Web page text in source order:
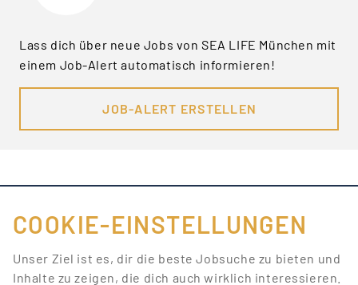
Lass dich über neue Jobs von SEA LIFE München mit
einem Job-Alert automatisch informieren!
JOB-ALERT ERSTELLEN
FÜR JOBANBIETER
LINKS
COOKIE-EINSTELLUNGEN
Unser Ziel ist es, dir die beste Jobsuche zu bieten und
Inhalte zu zeigen, die dich auch wirklich interessieren.